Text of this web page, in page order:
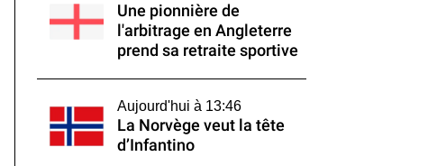
Une pionnière de
l'arbitrage en Angleterre
prend sa retraite sportive
Aujourd'hui à 13:46
La Norvège veut la tête
d’Infantino